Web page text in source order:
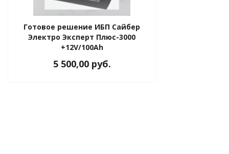
Готовое решение ИБП Сайбер
Электро Эксперт Плюс-3000
+12V/100Ah
5 500,00 руб.